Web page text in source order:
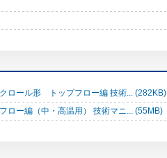
ロール形 トップフロー編 技術... (282KB)
ー編（中・高温用） 技術マニ... (55MB)